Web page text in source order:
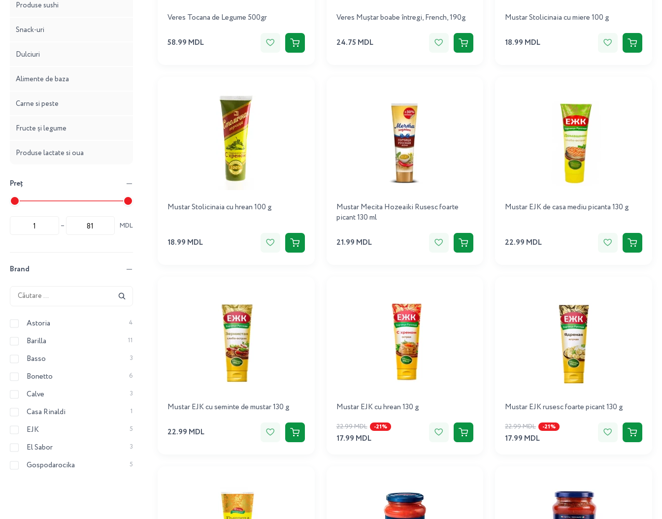
Produse sushi
Snack-uri
Dulciuri
Alimente de baza
Carne si peste
Fructe și legume
Produse lactate si oua
Preț
MDL
Brand
Astoria 4
Barilla 11
Basso 3
Bonetto 6
Calve 3
Casa Rinaldi 1
EJK 5
El Sabor 3
Gospodarocika 5
Veres Tocana de Legume 500gr
58.99 MDL
Veres Muștar boabe întregi, French, 190g
24.75 MDL
Mustar Stolicinaia cu miere 100 g
18.99 MDL
Mustar Stolicinaia cu hrean 100 g
18.99 MDL
Mustar Mecita Hozeaiki Rusesc foarte
picant 130 ml
21.99 MDL
Mustar EJK de casa mediu picanta 130 g
22.99 MDL
Mustar EJK cu seminte de mustar 130 g
22.99 MDL
Mustar EJK cu hrean 130 g
22.99 MDL -21%
17.99 MDL
Mustar EJK rusesc foarte picant 130 g
22.99 MDL -21%
17.99 MDL